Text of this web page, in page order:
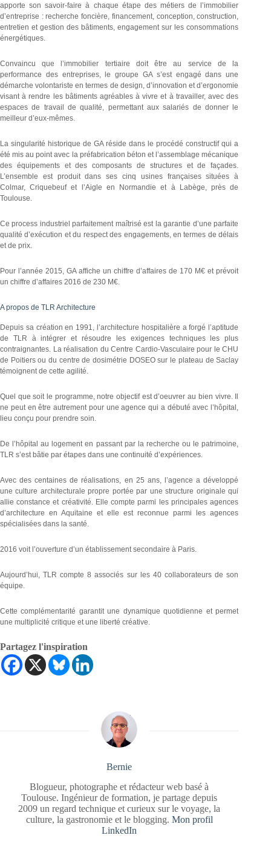
apporte son savoir-faire à chaque étape des métiers de l’immobilier
d’entreprise : recherche foncière, financement, conception, construction,
entretien et gestion des bâtiments, engagement sur les consommations
énergétiques.
Convaincu que l’immobilier tertiaire doit être au service de la
performance des entreprises, le groupe GA s’est engagé dans une
démarche volontariste en termes de design, d’innovation et d’ergonomie
visant à rendre les bâtiments agréables à vivre et à travailler, avec des
espaces de travail de qualité, permettant aux salariés de donner le
meilleur d’eux-mêmes.
La singularité historique de GA réside dans le procédé constructif qui a
été mis au point avec la préfabrication béton et l’assemblage mécanique
des équipements et des composants de structures et de façades.
L’ensemble est produit dans ses cinq usines françaises situées à
Colmar, Criquebeuf et l’Aigle en Normandie et à Labège, près de
Toulouse.
Ce process industriel parfaitement maîtrisé est la garantie d’une parfaite
qualité d’exécution et du respect des engagements, en termes de délais
et de prix.
Pour l’année 2015, GA affiche un chiffre d’affaires de 170 M€ et prévoit
un chiffre d’affaires 2016 de 230 M€.
A propos de TLR Architecture
Depuis sa création en 1991, l’architecture hospitalière a forgé l’aptitude
de TLR à intégrer et résoudre les exigences techniques les plus
contraignantes. La réalisation du Centre Cardio-Vasculaire pour le CHU
de Poitiers ou du centre de dosimétrie DOSEO sur le plateau de Saclay
témoignent de cette agilité.
Quel que soit le programme, notre objectif est d’oeuvrer au bien vivre. Il
ne peut en être autrement pour une agence qui a débuté avec l’hôpital,
lieu conçu pour prendre soin.
De l’hôpital au logement en passant par la recherche ou le patrimoine,
TLR s’est bâtie par étapes dans une continuité d’expériences.
Avec des centaines de réalisations, en 25 ans, l’agence a développé
une culture architecturale propre portée par une structure originale qui
allie constance et créativité. Elle compte parmi les principales agences
d’architecture en Aquitaine et elle est reconnue parmi les agences
spécialisées dans la santé.
2016 voit l’ouverture d’un établissement secondaire à Paris.
Aujourd’hui, TLR compte 8 associés sur les 40 collaborateurs de son
équipe.
Cette complémentarité garantit une dynamique quotidienne et permet
une multiplicité critique et une liberté créative.
Partagez l'inspiration
Bernie
Blogueur, photographe et rédacteur web basé à
Toulouse. Ingénieur de formation, je partage depuis
2009 un regard technique et curieux sur le voyage, la
culture, la gastronomie et le blogging. Mon profil
LinkedIn